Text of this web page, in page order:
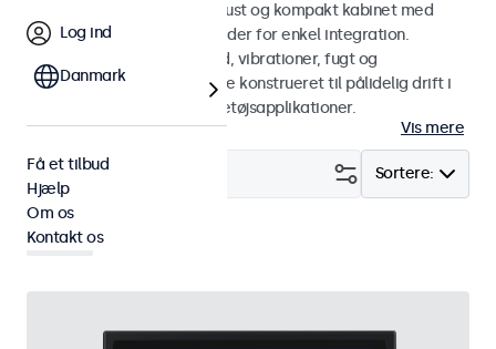
Touchskærmene har et robust og kompakt kabinet med
alsidige monteringsmuligheder for enkel integration.
Udformet til at modstå stød, vibrationer, fugt og
temperatursvingninger er de konstrueret til pålidelig drift i
ikke-sikkerhedskritiske køretøjsapplikationer.
Vis mere
Sortere:
Filter (29)
eMark Fjern alt
Log ind
Danmark
Få et tilbud
Hjælp
Om os
Kontakt os